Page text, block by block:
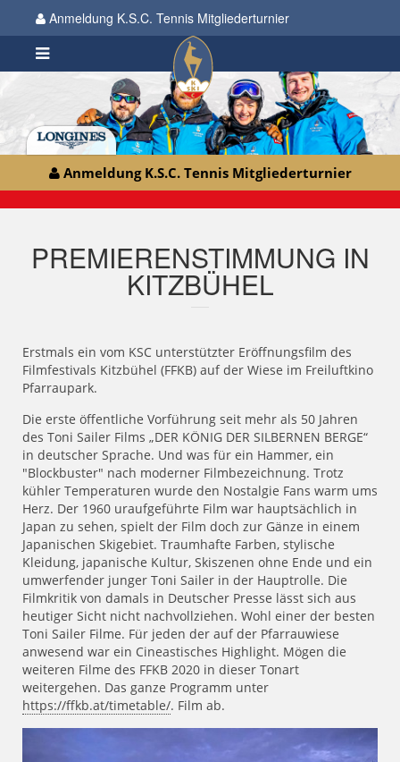
Anmeldung K.S.C. Tennis Mitgliederturnier
Anmeldung K.S.C. Tennis Mitgliederturnier
PREMIERENSTIMMUNG IN
KITZBÜHEL
Erstmals ein vom KSC unterstützter Eröffnungsfilm des
Filmfestivals Kitzbühel (FFKB) auf der Wiese im Freiluftkino
Pfarraupark.
Die erste öffentliche Vorführung seit mehr als 50 Jahren
des Toni Sailer Films „DER KÖNIG DER SILBERNEN BERGE“
in deutscher Sprache. Und was für ein Hammer, ein
"Blockbuster" nach moderner Filmbezeichnung. Trotz
kühler Temperaturen wurde den Nostalgie Fans warm ums
Herz. Der 1960 uraufgeführte Film war hauptsächlich in
Japan zu sehen, spielt der Film doch zur Gänze in einem
Japanischen Skigebiet. Traumhafte Farben, stylische
Kleidung, japanische Kultur, Skiszenen ohne Ende und ein
umwerfender junger Toni Sailer in der Hauptrolle. Die
Filmkritik von damals in Deutscher Presse lässt sich aus
heutiger Sicht nicht nachvollziehen. Wohl einer der besten
Toni Sailer Filme. Für jeden der auf der Pfarrauwiese
anwesend war ein Cineastisches Highlight. Mögen die
weiteren Filme des FFKB 2020 in dieser Tonart
weitergehen. Das ganze Programm unter
https://ffkb.at/timetable/. Film ab.